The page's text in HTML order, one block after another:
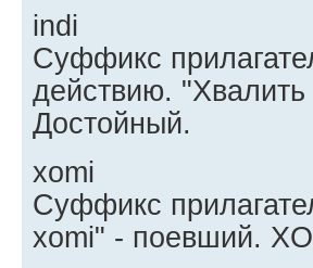
indi
Суффикс
действию.
Достойный.
xomi
Суффикс
xomi" - поевший.